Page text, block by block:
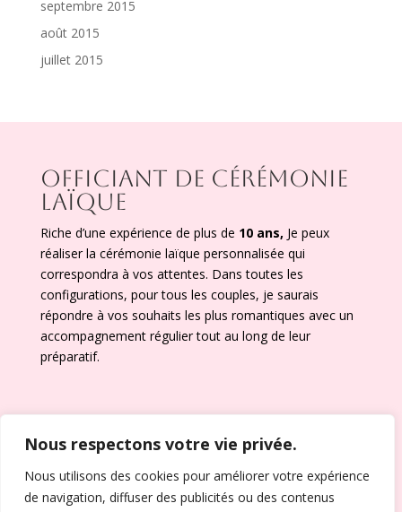
Nous respectons votre vie privée.
Nous utilisons des cookies pour améliorer votre expérience
de navigation, diffuser des publicités ou des contenus
septembre 2015
août 2015
juillet 2015
OFFICIANT DE CÉRÉMONIE
LAÏQUE
Riche d’une expérience de plus de 10 ans, Je peux
réaliser la cérémonie laïque personnalisée qui
correspondra à vos attentes. Dans toutes les
configurations, pour tous les couples, je saurais
répondre à vos souhaits les plus romantiques avec un
accompagnement régulier tout au long de leur
préparatif.
Tel : 06 10 82 27 37